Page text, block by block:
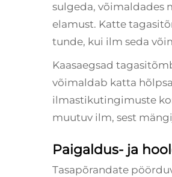
sulgeda, võimaldades
elamust. Katte
tunde, kui ilm seda
Kaasaegsad
võimaldab katta
ilmastikutingimuste
muutuv ilm, sest
Paigaldus- ja
Tasapõrandate